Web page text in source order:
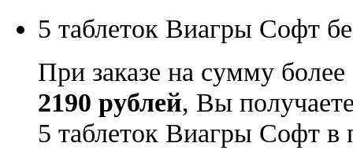
5 таблеток Виагры Софт
При заказе на сумму более
2190 рублей, Вы
5 таблеток Виагры Софт в